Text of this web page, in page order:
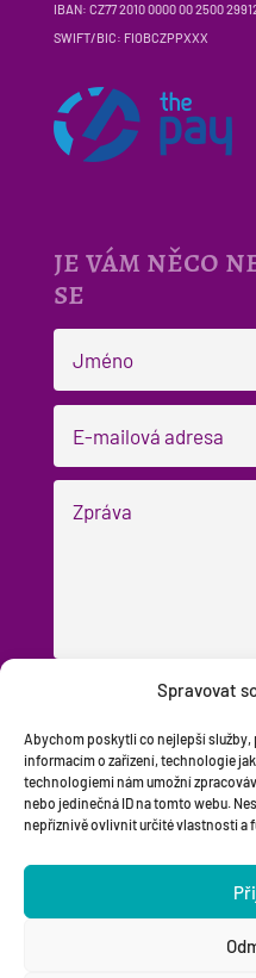
Spravovat
Abychom poskytli co nejlepší služby,
informacím o zařízení, technologie
technologiemi nám umožní
nebo jedinečná ID na tomto webu.
nepříznivě ovlivnit určité vlastnosti a
IBAN: CZ77 2010 0000 00 2500
SWIFT/BIC: FIOBCZPPXXX
je vám něco
se
=